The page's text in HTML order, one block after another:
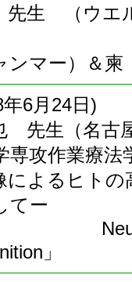
（ウエル
マー）＆柬
6月24日)
（名古屋
専攻作業療法
よるヒトの
てー
」